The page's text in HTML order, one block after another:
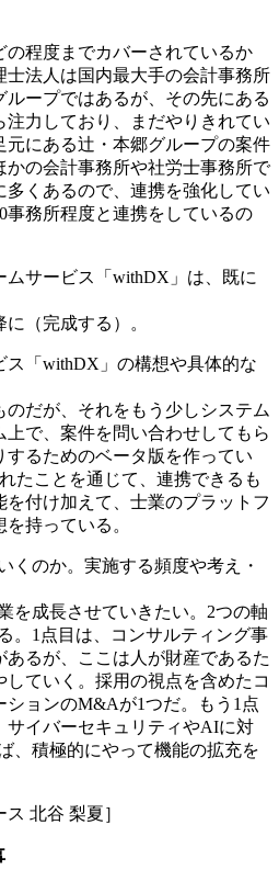
程度までカバーされているか
法人は国内最大手の会計事務所
ループではあるが、その先にある
力しており、まだやりきれてい
元にある辻・本郷グループの案件
かの会計事務所や社労士事務所で
くあるので、連携を強化してい
事務所程度と連携をしているの
サービス「withDX」は、既に
（完成する）。
「withDX」の構想や具体的な
だが、それをもう少しシステム
で、案件を問い合わせしてもら
するためのベータ版を作ってい
たことを通じて、連携できるも
付け加えて、士業のプラットフ
持っている。
のか。実施する頻度や考え・
を成長させていきたい。2つの軸
。1点目は、コンサルティング事
るが、ここは人が財産であるた
ていく。採用の視点を含めたコ
ションのM&Aが1つだ。もう1点
サイバーセキュリティやAIに対
、積極的にやって機能の拡充を
北谷 梨夏］